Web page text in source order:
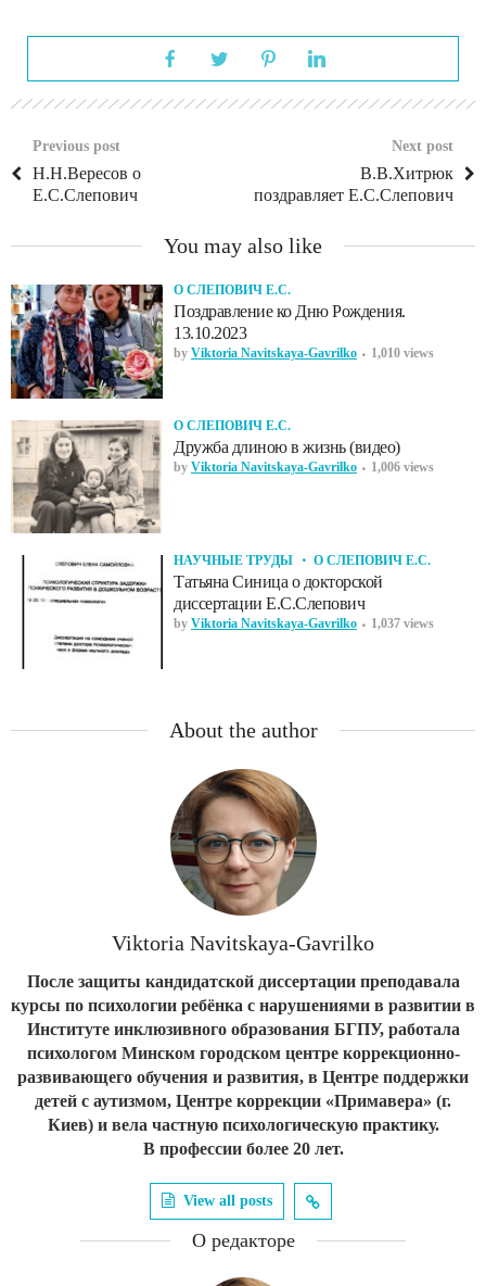
Previous post
Н.Н.Вересов о
Е.С.Слепович
Next post
В.В.Хитрюк
поздравляет Е.С.Слепович
You may also like
О СЛЕПОВИЧ Е.С.
Поздравление ко Дню Рождения.
13.10.2023
by Viktoria Navitskaya-Gavrilko 1,010 views
О СЛЕПОВИЧ Е.С.
Дружба длиною в жизнь (видео)
by Viktoria Navitskaya-Gavrilko 1,006 views
НАУЧНЫЕ ТРУДЫ О СЛЕПОВИЧ Е.С.
Татьяна Синица о докторской
диссертации Е.С.Слепович
by Viktoria Navitskaya-Gavrilko 1,037 views
About the author
Viktoria Navitskaya-Gavrilko
После защиты кандидатской диссертации преподавала
курсы по психологии ребёнка с нарушениями в развитии в
Институте инклюзивного образования БГПУ, работала
психологом Минском городском центре коррекционно-
развивающего обучения и развития, в Центре поддержки
детей с аутизмом, Центре коррекции «Примавера» (г.
Киев) и вела частную психологическую практику.
В профессии более 20 лет.
View all posts
О редакторе